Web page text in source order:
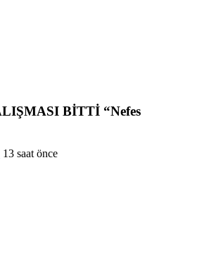
BİTTİ “Nefes
13 saat önce